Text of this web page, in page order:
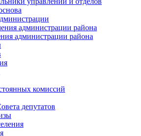
администрации района
администрации района
комиссий
депутатов